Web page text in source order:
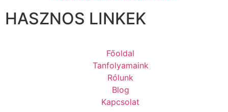
HASZNOS LINKEK
Főoldal
Tanfolyamaink
Rólunk
Blog
Kapcsolat